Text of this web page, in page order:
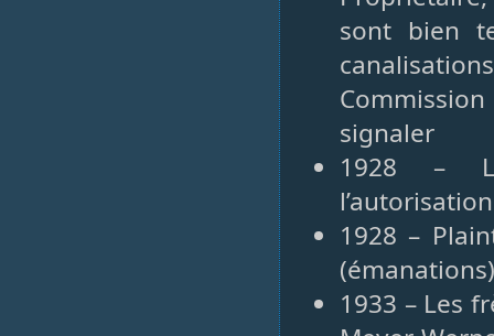
sont bien
canalisations
signaler
1928 –
1928 –
1933 – Les